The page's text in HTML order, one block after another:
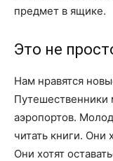
предмет в ящике.
Это не
Нам нравятся
Путешественники
аэропортов.
читать книги. Они
Они хотят